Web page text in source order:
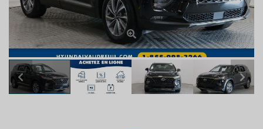
Previous Next